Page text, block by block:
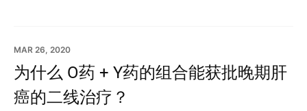
MAR 26, 2020
为什么 O药 + Y药的组合能获批晚期肝
癌的二线治疗？